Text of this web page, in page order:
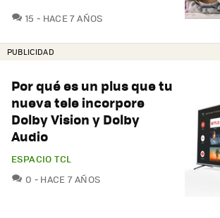
15 COMENTARIOS
HACE 7 AÑOS
PUBLICIDAD
Por qué es un plus que tu
nueva tele incorpore
Dolby Vision y Dolby
Audio
ESPACIO TCL
0 COMENTARIOS
HACE 7 AÑOS